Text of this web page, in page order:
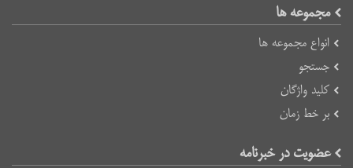
مجموعه ها
انواع مجموعه ها
جستجو
کلید واژگان
بر خط زمان
عضویت در خبرنامه